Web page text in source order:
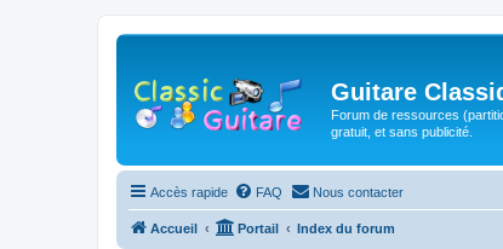
Guitare
Forum de ressources
gratuit, et sans publicité.
Accès rapide FAQ Nous contacter
Accueil Portail Index du forum